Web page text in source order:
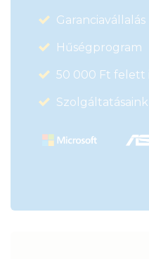
Garanciavállalás
Hűségprogram
50 000 Ft felett